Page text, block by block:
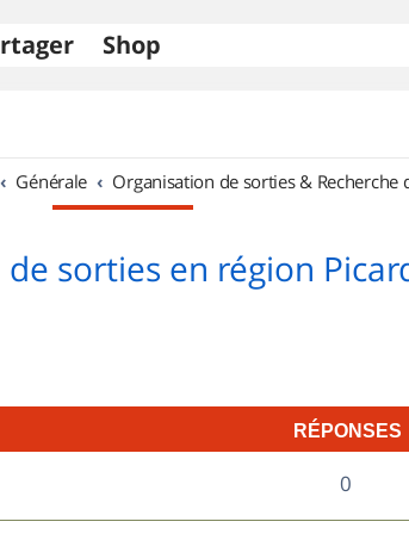
Shop
Générale Organisation de sorties & Recherche
sorties en région
RÉPONSES
0R
é